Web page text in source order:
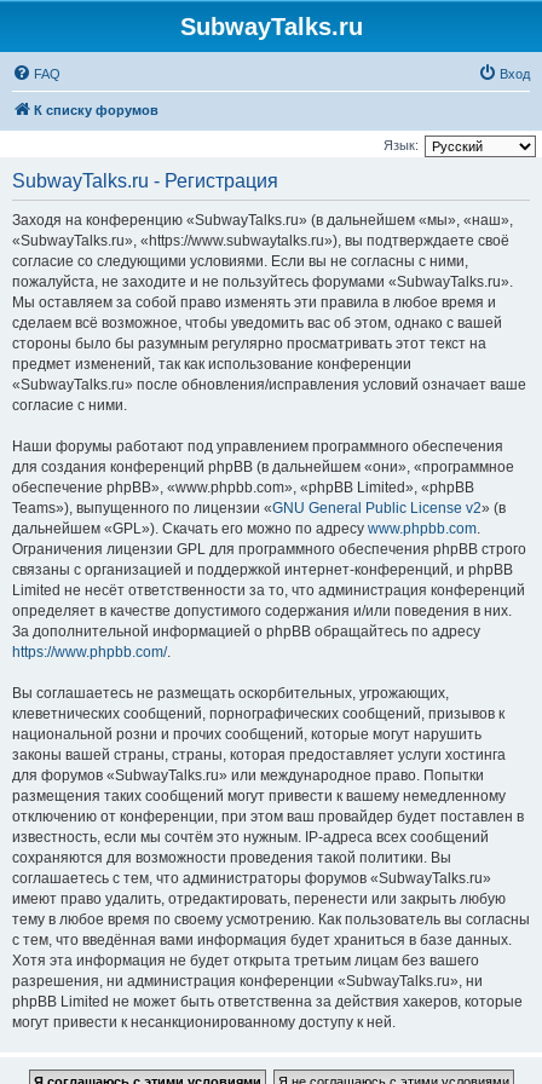
SubwayTalks.ru
FAQ Вход
К списку форумов
Язык:
SubwayTalks.ru - Регистрация
Заходя на конференцию «SubwayTalks.ru» (в дальнейшем «мы», «наш»,
«SubwayTalks.ru», «https://www.subwaytalks.ru»), вы подтверждаете своё
согласие со следующими условиями. Если вы не согласны с ними,
пожалуйста, не заходите и не пользуйтесь форумами «SubwayTalks.ru».
Мы оставляем за собой право изменять эти правила в любое время и
сделаем всё возможное, чтобы уведомить вас об этом, однако с вашей
стороны было бы разумным регулярно просматривать этот текст на
предмет изменений, так как использование конференции
«SubwayTalks.ru» после обновления/исправления условий означает ваше
согласие с ними.
Наши форумы работают под управлением программного обеспечения
для создания конференций phpBB (в дальнейшем «они», «программное
обеспечение phpBB», «www.phpbb.com», «phpBB Limited», «phpBB
Teams»), выпущенного по лицензии «GNU General Public License v2» (в
дальнейшем «GPL»). Скачать его можно по адресу www.phpbb.com.
Ограничения лицензии GPL для программного обеспечения phpBB строго
связаны с организацией и поддержкой интернет-конференций, и phpBB
Limited не несёт ответственности за то, что администрация конференций
определяет в качестве допустимого содержания и/или поведения в них.
За дополнительной информацией о phpBB обращайтесь по адресу
https://www.phpbb.com/.
Вы соглашаетесь не размещать оскорбительных, угрожающих,
клеветнических сообщений, порнографических сообщений, призывов к
национальной розни и прочих сообщений, которые могут нарушить
законы вашей страны, страны, которая предоставляет услуги хостинга
для форумов «SubwayTalks.ru» или международное право. Попытки
размещения таких сообщений могут привести к вашему немедленному
отключению от конференции, при этом ваш провайдер будет поставлен в
известность, если мы сочтём это нужным. IP-адреса всех сообщений
сохраняются для возможности проведения такой политики. Вы
соглашаетесь с тем, что администраторы форумов «SubwayTalks.ru»
имеют право удалить, отредактировать, перенести или закрыть любую
тему в любое время по своему усмотрению. Как пользователь вы согласны
с тем, что введённая вами информация будет храниться в базе данных.
Хотя эта информация не будет открыта третьим лицам без вашего
разрешения, ни администрация конференции «SubwayTalks.ru», ни
phpBB Limited не может быть ответственна за действия хакеров, которые
могут привести к несанкционированному доступу к ней.